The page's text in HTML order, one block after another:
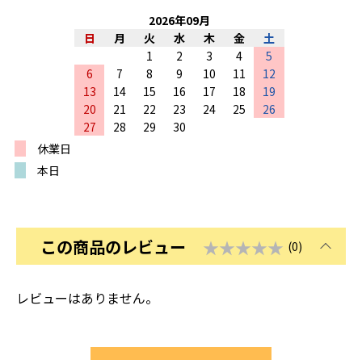
2026年09月
日
月 火 水 木 金
土
1
2 3 4
5
6
7 8 9 10 11
12
13
14 15 16 17 18
19
20
21 22 23 24 25
26
27
28 29
30
休業日
本日
この商品のレビュー ★★★★★ (0)
レビューはありません。